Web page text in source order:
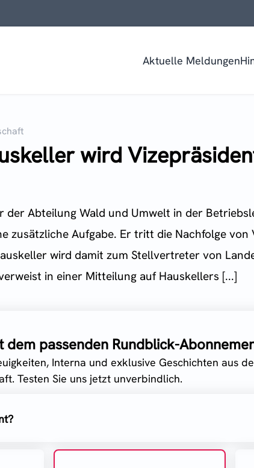
Aktuelle Meldungen
wird
der Abteilung Wald und Umwelt in der
zusätzliche Aufgabe. Er tritt die Nachfolge
wird damit zum Stellvertreter von
in einer Mitteilung auf Hauskellers [...]
passenden Rundblick-
Interna und exklusive Geschichten aus
Testen Sie uns jetzt unverbindlich.